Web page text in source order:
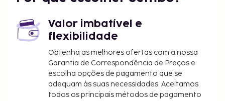
existentes.
numerário em todas as transações.
Valor imbatível e
flexibilidade
Obtenha as melhores ofertas com a nossa
Garantia de Correspondência de Preços e
escolha opções de pagamento que se
adequam às suas necessidades. Aceitamos
todos os principais métodos de pagamento